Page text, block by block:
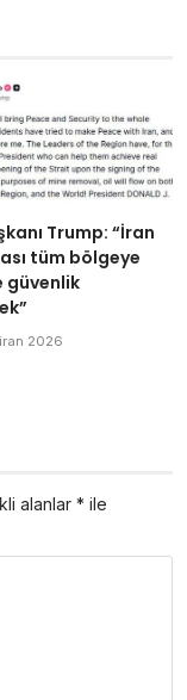
Trump: “İran
tüm bölgeye
güvenlik
2026
alanlar * ile